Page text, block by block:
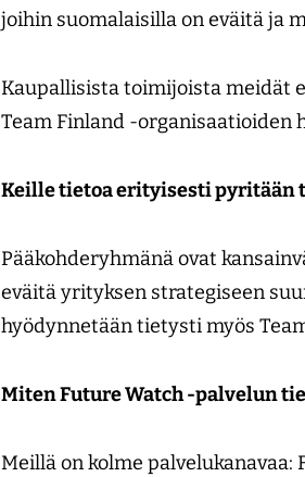
joihin suomalaisilla on eväitä ja
Kaupallisista toimijoista meidät
Team Finland -
Keille tietoa erityisesti pyritään
Pääkohderyhmänä ovat
eväitä yrityksen strategiseen
hyödynnetään tietysti myös
Miten Future Watch -palvelun
Meillä on kolme palvelukanavaa: